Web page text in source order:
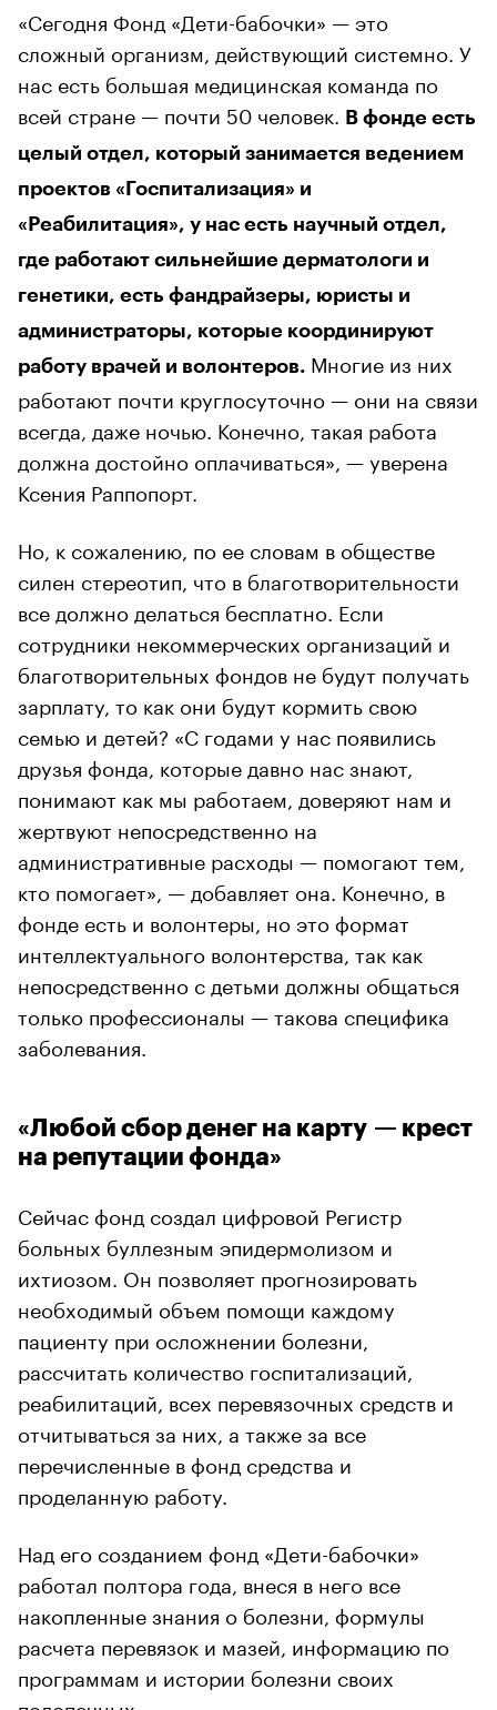
«Сегодня Фонд «Дети-бабочки» — это
сложный организм, действующий системно. У
нас есть большая медицинская команда по
всей стране — почти 50 человек.
В фонде есть
целый отдел, который занимается ведением
проектов «Госпитализация» и
«Реабилитация», у нас есть научный отдел,
где работают сильнейшие дерматологи и
генетики, есть фандрайзеры, юристы и
администраторы, которые координируют
работу врачей и волонтеров. Многие из них
работают почти круглосуточно — они на связи
всегда, даже ночью. Конечно, такая работа
должна достойно оплачиваться», — уверена
Ксения Раппопорт.
Но, к сожалению, по ее словам в обществе
силен стереотип, что в благотворительности
все должно делаться бесплатно. Если
сотрудники некоммерческих организаций и
благотворительных фондов не будут получать
зарплату, то как они будут кормить свою
семью и детей? «С годами у нас появились
друзья фонда, которые давно нас знают,
понимают как мы работаем, доверяют нам и
жертвуют непосредственно на
административные расходы — помогают тем,
кто помогает», — добавляет она. Конечно, в
фонде есть и волонтеры, но это формат
интеллектуального волонтерства, так как
непосредственно с детьми должны общаться
только профессионалы — такова специфика
заболевания.
«Любой сбор денег на карту — крест
на репутации фонда»
Сейчас фонд создал цифровой Регистр
больных буллезным эпидермолизом и
ихтиозом. Он позволяет прогнозировать
необходимый объем помощи каждому
пациенту при осложнении болезни,
рассчитать количество госпитализаций,
реабилитаций, всех перевязочных средств и
отчитываться за них, а также за все
перечисленные в фонд средства и
проделанную работу.
Над его созданием фонд «Дети-бабочки»
работал полтора года, внеся в него все
накопленные знания о болезни, формулы
расчета перевязок и мазей, информацию по
программам и истории болезни своих